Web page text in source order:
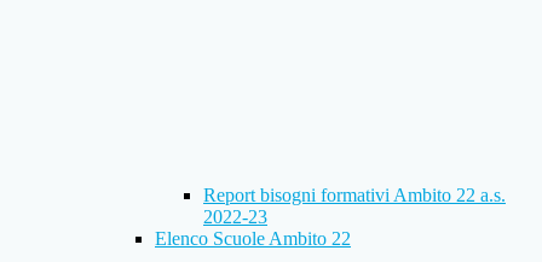
Report bisogni formativi Ambito 22 a.s.
2022-23
Elenco Scuole Ambito 22